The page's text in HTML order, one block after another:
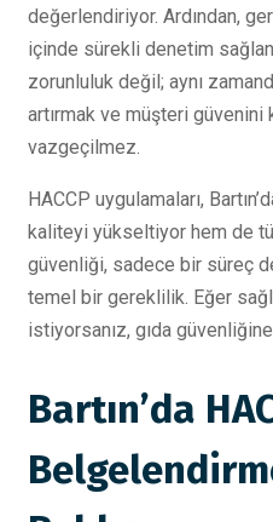
değerlendiriyor. Ardından,
içinde sürekli denetim
zorunluluk değil; aynı
artırmak ve müşteri güvenini
vazgeçilmez.
HACCP uygulamaları,
kaliteyi yükseltiyor hem de
güvenliği, sadece bir süreç
temel bir gereklilik. Eğer
istiyorsanız, gıda
Bartın’da